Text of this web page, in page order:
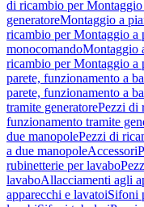
di ricambio per
generatoreMontaggio a
ricambio per Montaggio a
monocomandoMontaggio
ricambio per Montaggio a
parete, funzionamento a
parete, funzionamento a
tramite generatorePezzi di
funzionamento tramite
due manopolePezzi di
a due manopoleAccessori
rubinetterie per lavabo
lavaboAllacciamenti agli
apparecchi e lavatoiSifoni